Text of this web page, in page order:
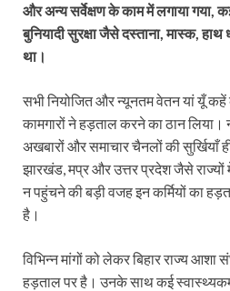
और अन्य सर्वेक्षण के काम में लगाया गया,
बुनियादी सुरक्षा जैसे दस्ताना, मास्क,
था।
सभी नियोजित और न्यूनतम वेतन यां यूँ कहें
कामगारों ने हड़ताल करने का ठान
अखबारों और समाचार चैनलों की सुर्खियाँ
झारखंड, मप्र और उत्तर प्रदेश जैसे
न पहुंचने की बड़ी वजह इन कर्मियों का
है।
विभिन्न मांगों को लेकर बिहार राज्य आशा
हड़ताल पर है। उनके साथ कई